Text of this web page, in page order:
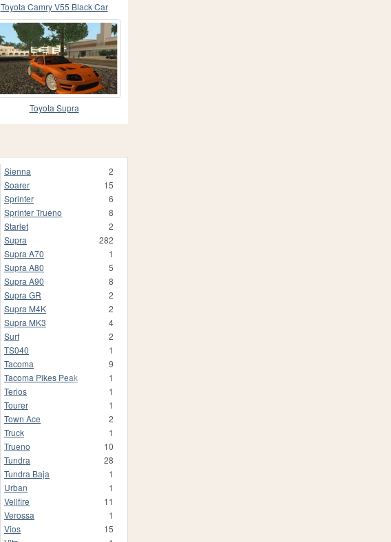
Toyota Camry V55 Black Car
Toyota Supra
Sienna
2
Soarer
15
Sprinter
6
Sprinter Trueno
8
Starlet
2
Supra
282
Supra A70
1
Supra A80
5
Supra A90
8
Supra GR
2
Supra M4K
2
Supra MK3
4
Surf
2
TS040
1
Tacoma
9
Tacoma Pikes Peak
1
Terios
1
Tourer
1
Town Ace
2
Truck
1
Trueno
10
Tundra
28
Tundra Baja
1
Urban
1
Vellfire
11
Verossa
1
Vios
15